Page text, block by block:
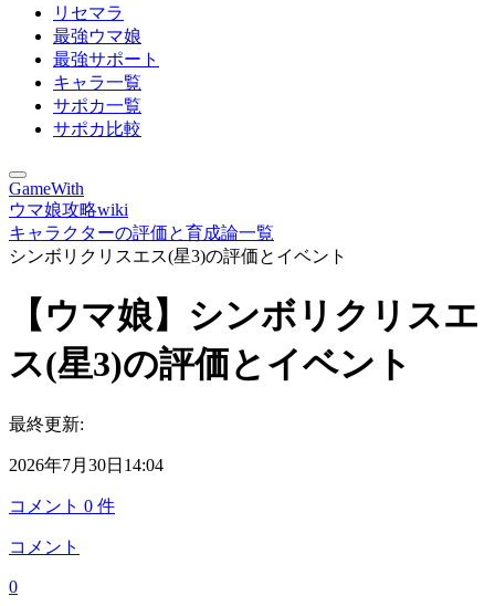
リセマラ
最強ウマ娘
最強サポート
キャラ一覧
サポカ一覧
サポカ比較
GameWith
ウマ娘攻略wiki
キャラクターの評価と育成論一覧
シンボリクリスエス(星3)の評価とイベント
【ウマ娘】シンボリクリスエ
ス(星3)の評価とイベント
最終更新:
2026年7月30日14:04
コメント 0 件
コメント
0